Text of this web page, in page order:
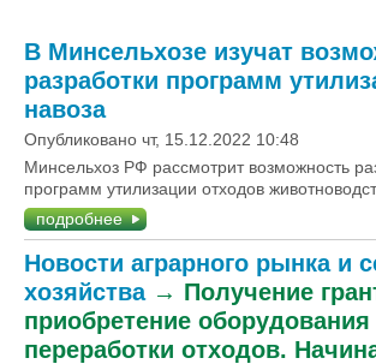
В Минсельхозе изучат
разработки программ
навоза
Опубликовано чт, 15.12.2022 10:48
Минсельхоз РФ рассмотрит возможность
программ утилизации отходов
подробнее
Новости аграрного рынка и
хозяйства→ Получение
приобретение
переработки отходов.